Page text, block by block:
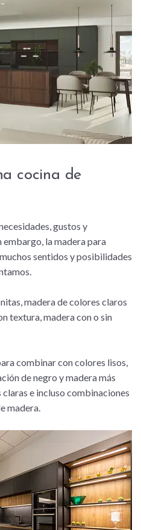
cocina de
gustos y
embargo, la madera para
sentidos y posibilidades
madera de colores claros
textura, madera con o sin
combinar con colores lisos,
de negro y madera más
e incluso combinaciones
madera.